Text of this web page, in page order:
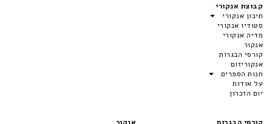
קבוצת אנקורי
תיכון אנקורי
סטודיו אנקורי
מדיה אנקורי
אנקור
קורסי הבגרות
אנקוריזום
חנות הספרים
על אודות
יום הזכרון